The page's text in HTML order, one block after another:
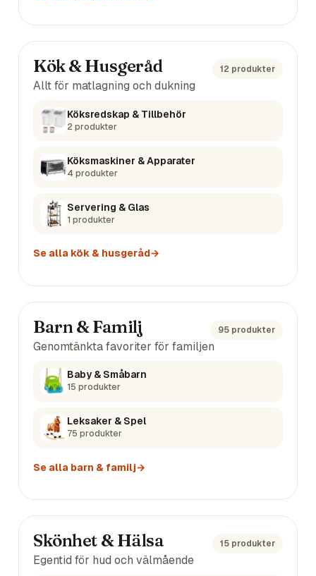
Kök & Husgeråd 12 produkter
Allt för matlagning och dukning
Köksredskap & Tillbehör
2 produkter
Köksmaskiner & Apparater
4 produkter
Servering & Glas
1 produkter
Se alla kök & husgeråd→
Barn & Familj 95 produkter
Genomtänkta favoriter för familjen
Baby & Småbarn
15 produkter
Leksaker & Spel
75 produkter
Se alla barn & familj→
Skönhet & Hälsa 15 produkter
Egentid för hud och välmående